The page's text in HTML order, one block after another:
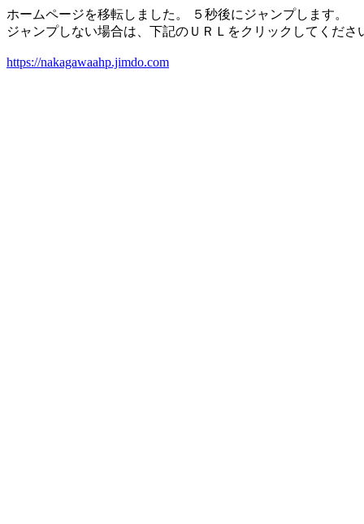
ホームページを移転しました。 ５秒後にジャンプします。
ジャンプしない場合は、下記のＵＲＬをクリックしてくださ
https://nakagawaahp.jimdo.com